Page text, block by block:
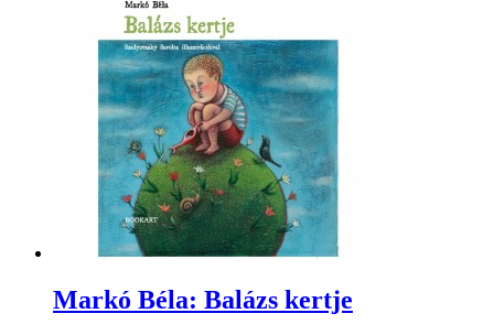
Markó Béla: Balázs kertje